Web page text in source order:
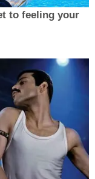
to feeling your